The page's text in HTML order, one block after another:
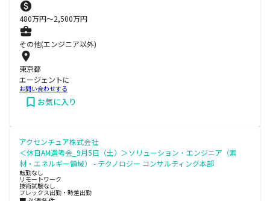
480万円〜2,500万円
その他(エンジニア以外)
東京都
エージェントに
お問い合わせする
お気に入り
アクセンチュア株式会社
＜休日AM選考会_9月5日（土）＞ソリューション・エンジニア（素
材・エネルギー領域） - テクノロジー コンサルティング本部
転勤なし
リモートワーク
技術試験なし
フレックス出勤・時差出勤